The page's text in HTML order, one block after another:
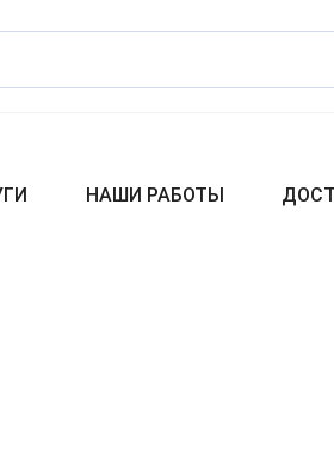
НАШИ РАБОТЫ